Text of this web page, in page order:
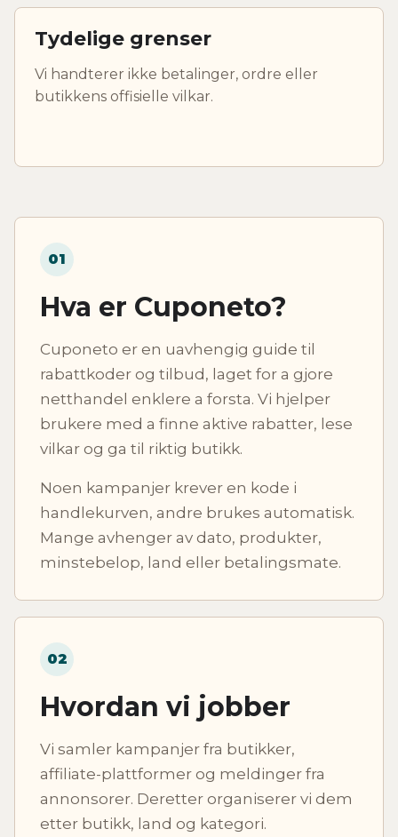
Tydelige grenser
Vi handterer ikke betalinger, ordre eller
butikkens offisielle vilkar.
01
Hva er Cuponeto?
Cuponeto er en uavhengig guide til
rabattkoder og tilbud, laget for a gjore
netthandel enklere a forsta. Vi hjelper
brukere med a finne aktive rabatter, lese
vilkar og ga til riktig butikk.
Noen kampanjer krever en kode i
handlekurven, andre brukes automatisk.
Mange avhenger av dato, produkter,
minstebelop, land eller betalingsmate.
02
Hvordan vi jobber
Vi samler kampanjer fra butikker,
affiliate-plattformer og meldinger fra
annonsorer. Deretter organiserer vi dem
etter butikk, land og kategori.